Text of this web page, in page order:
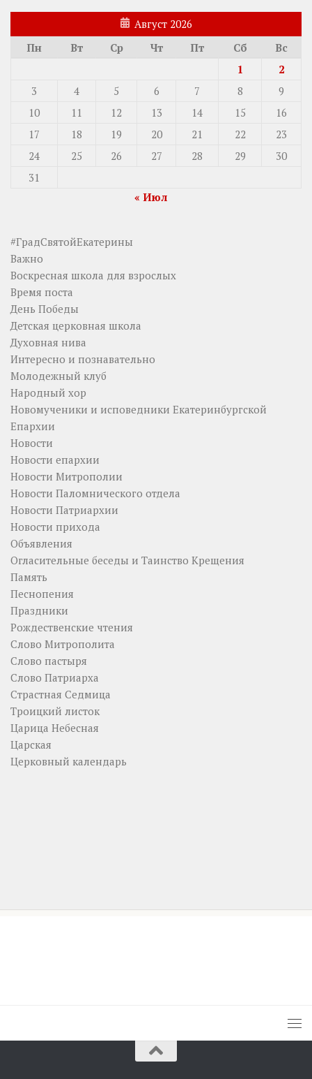
Август 2026
Пн
Вт Ср Чт Пт Сб
Вс
1
2
3
4 5 6 7 8
9
10
11 12 13 14 15
16
17
18 19 20 21 22
23
24
25 26 27 28 29
30
31
« Июл
#ГрадСвятойЕкатерины
Важно
Воскресная школа для взрослых
Время поста
День Победы
Детская церковная школа
Духовная нива
Интересно и познавательно
Молодежный клуб
Народный хор
Новомученики и исповедники Екатеринбургской
Епархии
Новости
Новости епархии
Новости Митрополии
Новости Паломнического отдела
Новости Патриархии
Новости прихода
Объявления
Огласительные беседы и Таинство Крещения
Память
Песнопения
Праздники
Рождественские чтения
Слово Митрополита
Слово пастыря
Слово Патриарха
Страстная Седмица
Троицкий листок
Царица Небесная
Царская
Церковный календарь